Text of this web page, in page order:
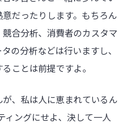
だったりします。もちろん
合分析、消費者のカスタマ
の分析などは行いますし、
ことは前提ですよ。
、私は人に恵まれているん
ィングにせよ、決して一人